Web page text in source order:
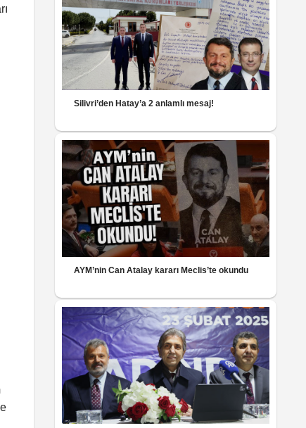
Silivri’den Hatay’a 2 anlamlı mesaj!
AYM’nin Can Atalay kararı Meclis’te okundu